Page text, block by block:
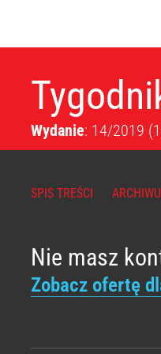
Wydanie: 14/2019
SPIS TREŚCI
Nie masz
Zobacz ofertę